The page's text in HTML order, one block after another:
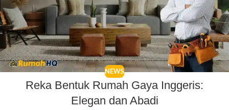
NEWS
Reka Bentuk Rumah Gaya Inggeris:
Elegan dan Abadi